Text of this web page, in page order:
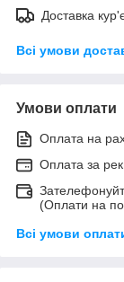
Доставка
Всі умови
Умови оплати
Оплата на
Оплата за
(Оплати на
Всі умови